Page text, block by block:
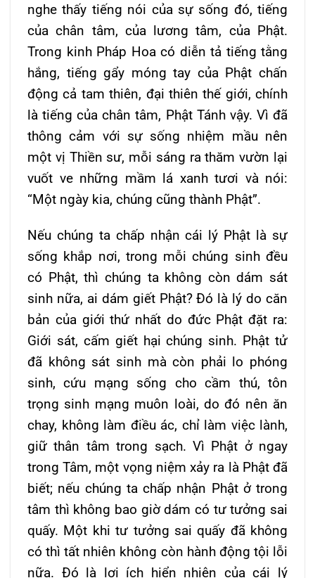
nghe thấy tiếng nói của sự sống đó, tiếng
của chân tâm, của lương tâm, của Phật.
Trong kinh Pháp Hoa có diễn tả tiếng tằng
hắng, tiếng gẩy móng tay của Phật chấn
động cả tam thiên, đại thiên thế giới, chính
là tiếng của chân tâm, Phật Tánh vậy. Vì đã
thông cảm với sự sống nhiệm mầu nên
một vị Thiền sư, mỗi sáng ra thăm vườn lại
vuốt ve những mầm lá xanh tươi và nói:
“Một ngày kia, chúng cũng thành Phật”.
Nếu chúng ta chấp nhận cái lý Phật là sự
sống khắp nơi, trong mỗi chúng sinh đều
có Phật, thì chúng ta không còn dám sát
sinh nữa, ai dám giết Phật? Ðó là lý do căn
bản của giới thứ nhất do đức Phật đặt ra:
Giới sát, cấm giết hại chúng sinh. Phật tử
đã không sát sinh mà còn phải lo phóng
sinh, cứu mạng sống cho cầm thú, tôn
trọng sinh mạng muôn loài, do đó nên ăn
chay, không làm điều ác, chỉ làm việc lành,
giữ thân tâm trong sạch. Vì Phật ở ngay
trong Tâm, một vọng niệm xảy ra là Phật đã
biết; nếu chúng ta chấp nhận Phật ở trong
tâm thì không bao giờ dám có tư tưởng sai
quấy. Một khi tư tưởng sai quấy đã không
có thì tất nhiên không còn hành động tội lỗi
nữa. Ðó là lợi ích hiển nhiên của cái lý